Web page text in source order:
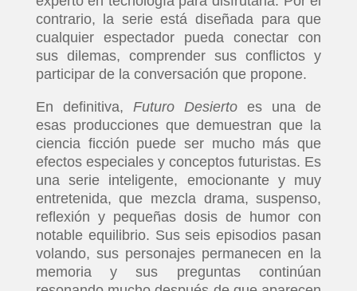
INICIO
PELICULAS
contrario, la serie está diseñada para que
cualquier espectador pueda conectar con
sus dilemas, comprender sus conflictos y
participar de la conversación que propone.
En definitiva, Futuro Desierto es una de
esas producciones que demuestran que la
ciencia ficción puede ser mucho más que
efectos especiales y conceptos futuristas. Es
una serie inteligente, emocionante y muy
entretenida, que mezcla drama, suspenso,
reflexión y pequeñas dosis de humor con
notable equilibrio. Sus seis episodios pasan
volando, sus personajes permanecen en la
memoria y sus preguntas continúan